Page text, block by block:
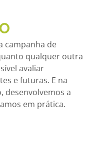
campanha de
qualquer outra
avaliar
e futuras. E na
desenvolvemos a
em prática.